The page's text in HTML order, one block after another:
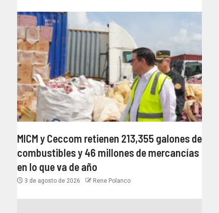
MICM y Ceccom retienen 213,355 galones de
combustibles y 46 millones de mercancías
en lo que va de año
3 de agosto de 2026 Rene Polanco